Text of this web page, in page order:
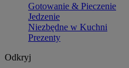
Gotowanie & Pieczenie
Jedzenie
Niezbędne w Kuchni
Prezenty
Odkryj